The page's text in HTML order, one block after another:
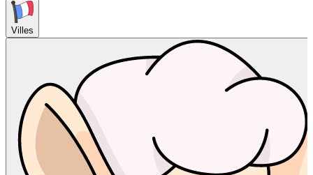
Villes